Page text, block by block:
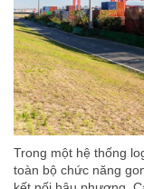
Trong một hệ thống
toàn bộ chức năng